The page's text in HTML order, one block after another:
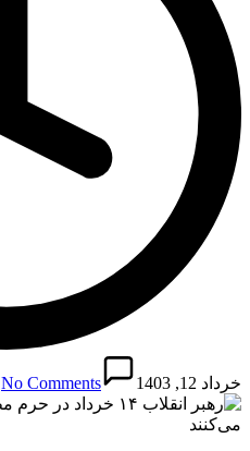
خرداد 12, 1403 No Comments